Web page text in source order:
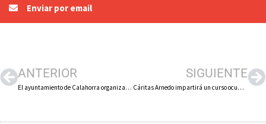
Enviar por email
ANTERIOR
El ayuntamiento de Calahorra organiza jornadas sobre ‘Factores de riesgo emergente en menores tras la pandemia’
SIGUIENTE
Cáritas Arnedo impartirá un curso ocupacional de atención básica en el domicilio